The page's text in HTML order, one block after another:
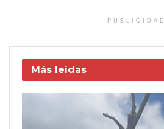
PUBLICIDAD
Más leídas